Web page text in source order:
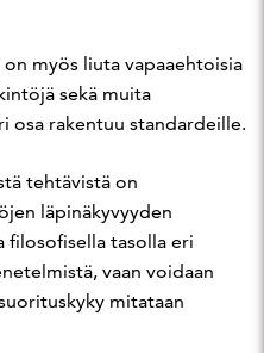
myös liuta vapaaehtoisia
sekä muita
osa rakentuu standardeille.
tehtävistä on
läpinäkyvyyden
filosofisella tasolla eri
vaan voidaan
mitataan